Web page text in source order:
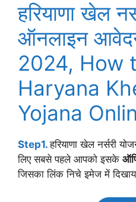
हरियाणा खेल
ऑनलाइन
2024, How
Haryana
Yojana
Step1.हरियाणा खेल नर्सरी
लिए सबसे पहले आपको इसके
जिसका लिंक निचे इमेज में दिखाया